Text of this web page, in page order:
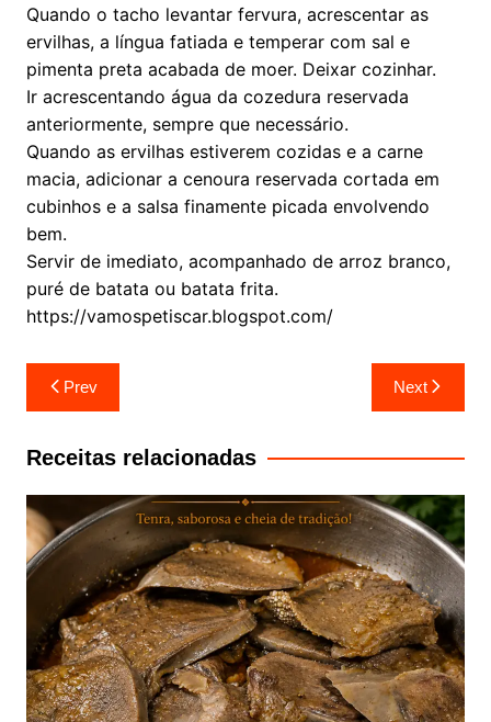
Quando o tacho levantar fervura, acrescentar as
ervilhas, a língua fatiada e temperar com sal e
pimenta preta acabada de moer. Deixar cozinhar.
Ir acrescentando água da cozedura reservada
anteriormente, sempre que necessário.
Quando as ervilhas estiverem cozidas e a carne
macia, adicionar a cenoura reservada cortada em
cubinhos e a salsa finamente picada envolvendo
bem.
Servir de imediato, acompanhado de arroz branco,
puré de batata ou batata frita.
https://vamospetiscar.blogspot.com/
Navegação
de
artigos
Prev Next
Receitas relacionadas